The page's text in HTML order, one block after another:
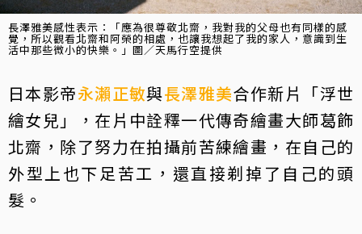
長澤雅美感性表示：「應為很尊敬北齋，我對我的父母也有同樣的感
覺，所以觀看北齋和阿榮的相處，也讓我想起了我的家人，意識到生
活中那些微小的快樂。」圖／天馬行空提供
日本影帝永瀨正敏與長澤雅美合作新片「浮世
繪女兒」，在片中詮釋一代傳奇繪畫大師葛飾
北齋，除了努力在拍攝前苦練繪畫，在自己的
外型上也下足苦工，還直接剃掉了自己的頭
髮。